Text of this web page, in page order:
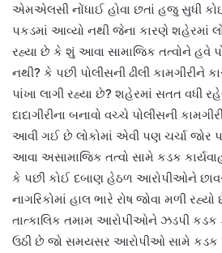
એમએલસી નોંધાઈ હોવા છતાં હજુ સુધી
પકડમાં આવ્યો નથી જેના કારણે શહેરમાં
રહ્યા છે કે શું આવા સામાજિક તત્વોને હવે
નથી? કે પછી પોલીસની ઢીલી કામગીરીને
પાંખા લાગી રહ્યા છે? શહેરમાં સતત વધી
દાદાગીરીના બનાવો વચ્ચે પોલીસની
આવી ગઈ છે લોકોમાં એવી પણ ચર્ચા જોર
આવા અસામાજિક તત્વો સામે કડક
કે પછી કોઈ દબાણ હેઠળ આરોપીઓને
નાગરિકોમાં હાલ ભારે રોષ જોવા મળી રહ્યો
તાત્કાલિક તમામ આરોપીઓને ઝડપી કડક
ઉઠી છે જો સમયસર આરોપીઓ સામે કડક